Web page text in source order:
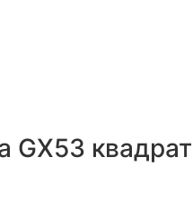
GX53 квадрат